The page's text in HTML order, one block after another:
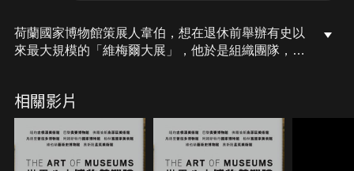
荷蘭國家博物館策展人韋伯，想在退休前舉辦有史以
來最大規模的「維梅爾大展」，他於是組織團隊，開
際，卻爆發震驚世界的消息：來自華盛頓國家藝術畫
廊的名畫〈帶長笛女孩〉，據傳並非出自維梅爾之
手……
相關影片